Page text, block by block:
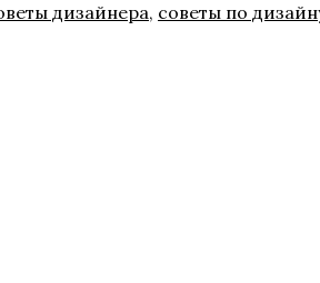
дизайнера, советы по